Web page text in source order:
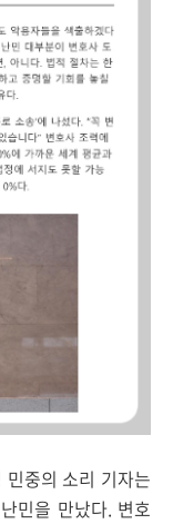
중의 소리 기자는
민을 만났다. 변호